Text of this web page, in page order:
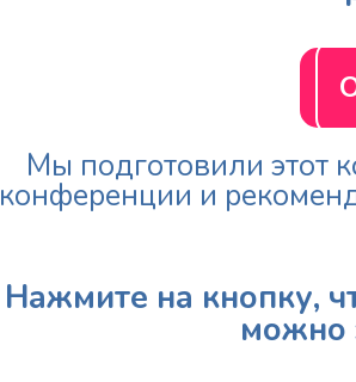
Мы подготовили этот
конференции и
Нажмите на кнопку,
можно